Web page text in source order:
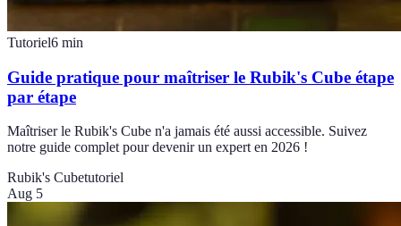
Tutoriel6 min
Guide pratique pour maîtriser le Rubik's Cube étape
par étape
Maîtriser le Rubik's Cube n'a jamais été aussi accessible. Suivez
notre guide complet pour devenir un expert en 2026 !
Rubik's Cubetutoriel
Aug 5